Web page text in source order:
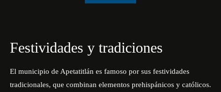
Festividades y tradiciones
El municipio de Apetatitlán es famoso por sus festividades
tradicionales, que combinan elementos prehispánicos y católicos.